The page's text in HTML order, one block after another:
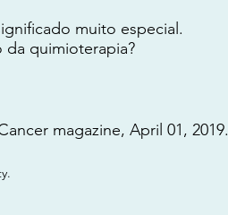
muito especial.
da quimioterapia?
magazine, April 01, 2019.